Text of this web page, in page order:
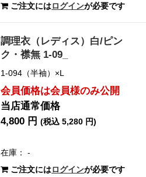
ご注文にはログインが必要です
調理衣（レディス）白/ピン
ク・襟無 1-09_
1-094（半袖）×L
会員価格は会員様のみ公開
当店通常価格
4,800 円(税込 5,280 円)
在庫： -
ご注文にはログインが必要です